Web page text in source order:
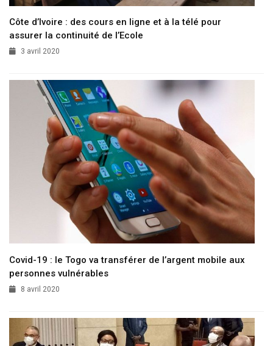
Côte d’Ivoire : des cours en ligne et à la télé pour
assurer la continuité de l’Ecole
3 avril 2020
Covid-19 : le Togo va transférer de l’argent mobile aux
personnes vulnérables
8 avril 2020